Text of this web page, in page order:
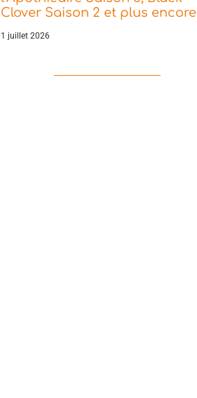
Clover Saison 2 et plus encore
1 juillet 2026